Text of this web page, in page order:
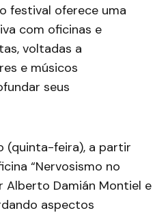
festival oferece uma
com oficinas e
voltadas a
e músicos
seus
(quinta-feira), a partir
“Nervosismo no
Alberto Damián Montiel e
aspectos